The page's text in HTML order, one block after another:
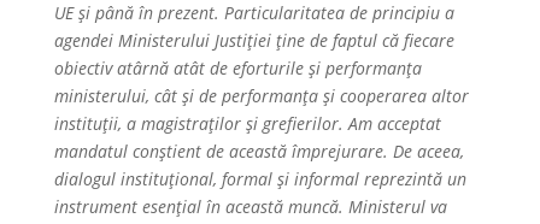
UE şi până în prezent. Particularitatea de principiu a
agendei Ministerului Justiției ține de faptul că fiecare
obiectiv atârnă atât de eforturile şi performanța
ministerului, cât şi de performanța şi cooperarea altor
instituții, a magistraților şi grefierilor. Am acceptat
mandatul conștient de această împrejurare. De aceea,
dialogul instituțional, formal şi informal reprezintă un
instrument esențial în această muncă. Ministerul va